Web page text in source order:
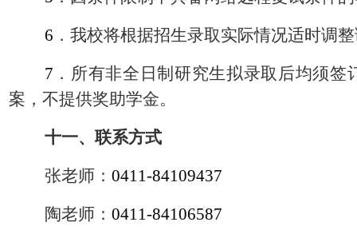
6 ．我校将根据招生录取实际情况适时调
7 ．所有非全日制研究生拟录取后均须
案，不提供奖助学金。
十一、联系方式
张老师： 0411-84109437
陶老师： 0411-84106587